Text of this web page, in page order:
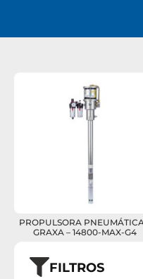
FILTROS
PROPULSORA
GRAXA – 14800-MAX-G4